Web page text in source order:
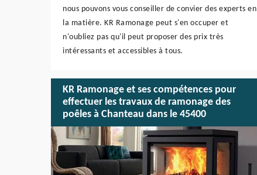
nous pouvons vous conseiller de convier des experts en
la matière. KR Ramonage peut s'en occuper et
n'oubliez pas qu'il peut proposer des prix très
intéressants et accessibles à tous.
KR Ramonage et ses compétences pour
effectuer les travaux de ramonage des
poêles à Chanteau dans le 45400